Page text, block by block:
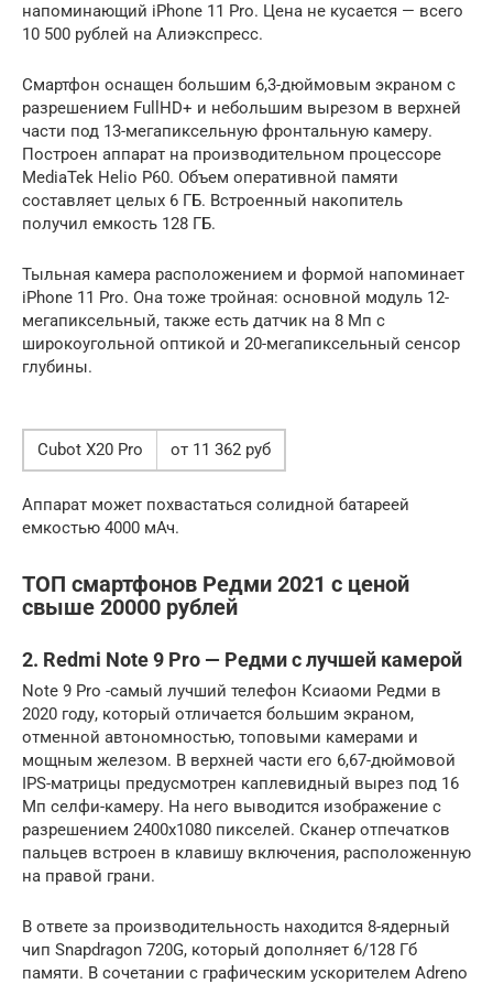
напоминающий iPhone 11 Pro. Цена не кусается — всего
10 500 рублей на Алиэкспресс.
Смартфон оснащен большим 6,3-дюймовым экраном с
разрешением FullHD+ и небольшим вырезом в верхней
части под 13-мегапиксельную фронтальную камеру.
Построен аппарат на производительном процессоре
MediaTek Helio P60. Объем оперативной памяти
составляет целых 6 ГБ. Встроенный накопитель
получил емкость 128 ГБ.
Тыльная камера расположением и формой напоминает
iPhone 11 Pro. Она тоже тройная: основной модуль 12-
мегапиксельный, также есть датчик на 8 Мп с
широкоугольной оптикой и 20-мегапиксельный сенсор
глубины.
Cubot X20 Pro от 11 362 руб
Аппарат может похвастаться солидной батареей
емкостью 4000 мАч.
ТОП смартфонов Редми 2021 с ценой
свыше 20000 рублей
2. Redmi Note 9 Pro — Редми с лучшей камерой
Note 9 Pro -самый лучший телефон Ксиаоми Редми в
2020 году, который отличается большим экраном,
отменной автономностью, топовыми камерами и
мощным железом. В верхней части его 6,67-дюймовой
IPS-матрицы предусмотрен каплевидный вырез под 16
Мп селфи-камеру. На него выводится изображение с
разрешением 2400х1080 пикселей. Сканер отпечатков
пальцев встроен в клавишу включения, расположенную
на правой грани.
В ответе за производительность находится 8-ядерный
чип Snapdragon 720G, который дополняет 6/128 Гб
памяти. В сочетании с графическим ускорителем Adreno